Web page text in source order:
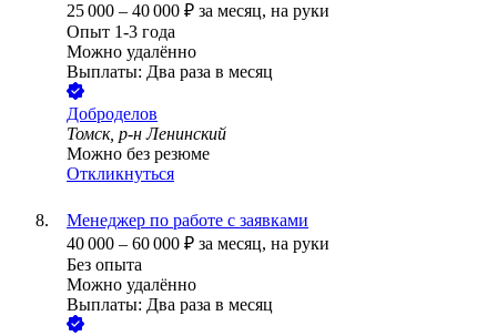
25 000 – 40 000 ₽ за месяц, на руки
Опыт 1-3 года
Можно удалённо
Выплаты: Два раза в месяц
Доброделов
Томск, р-н Ленинский
Можно без резюме
Откликнуться
Менеджер по работе с заявками
40 000 – 60 000 ₽ за месяц, на руки
Без опыта
Можно удалённо
Выплаты: Два раза в месяц